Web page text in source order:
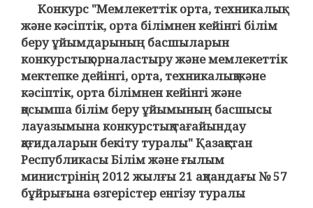
Конкурс "Мемлекеттік орта, техникалық
және кәсіптік, орта білімнен кейінгі білім
беру ұйымдарының басшыларын
конкурстық орналастыру және мемлекеттік
мектепке дейінгі, орта, техникалық және
кәсіптік, орта білімнен кейінгі және
қосымша білім беру ұйымының басшысы
лауазымына конкурстық тағайындау
қағидаларын бекіту туралы" Қазақстан
Республикасы Білім және ғылым
министрінің 2012 жылғы 21 ақпандағы № 57
бұйрығына өзгерістер енгізу туралы